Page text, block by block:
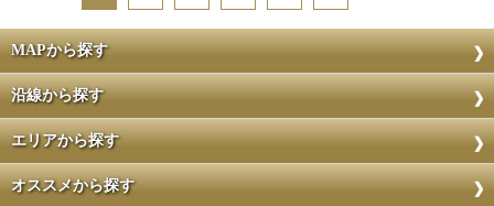
MAPから探す
沿線から探す
エリアから探す
オススメから探す